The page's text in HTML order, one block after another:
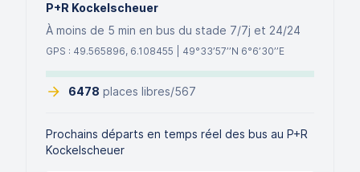
P+R Kockelscheuer
À moins de 5 min en bus du stade 7/7j et 24/24
GPS : 49.565896, 6.108455 | 49°33’57’’N 6°6’30’’E
6478 places libres/567
Prochains départs en temps réel des bus au P+R
Kockelscheuer